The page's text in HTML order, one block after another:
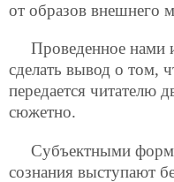
от образов внешнего
Проведенное нами
сделать вывод о том,
передается читателю
сюжетно.
Субъектными
сознания выступают